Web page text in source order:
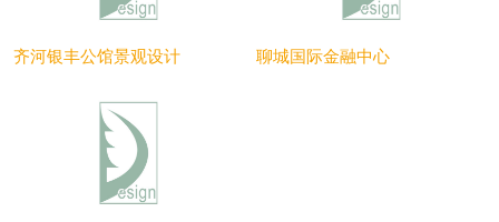
齐河银丰公馆景观设计 聊城国际金融中心